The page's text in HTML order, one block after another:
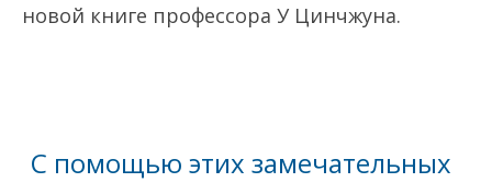
новой книге профессора У Цинчжуна.
С помощью этих замечательных